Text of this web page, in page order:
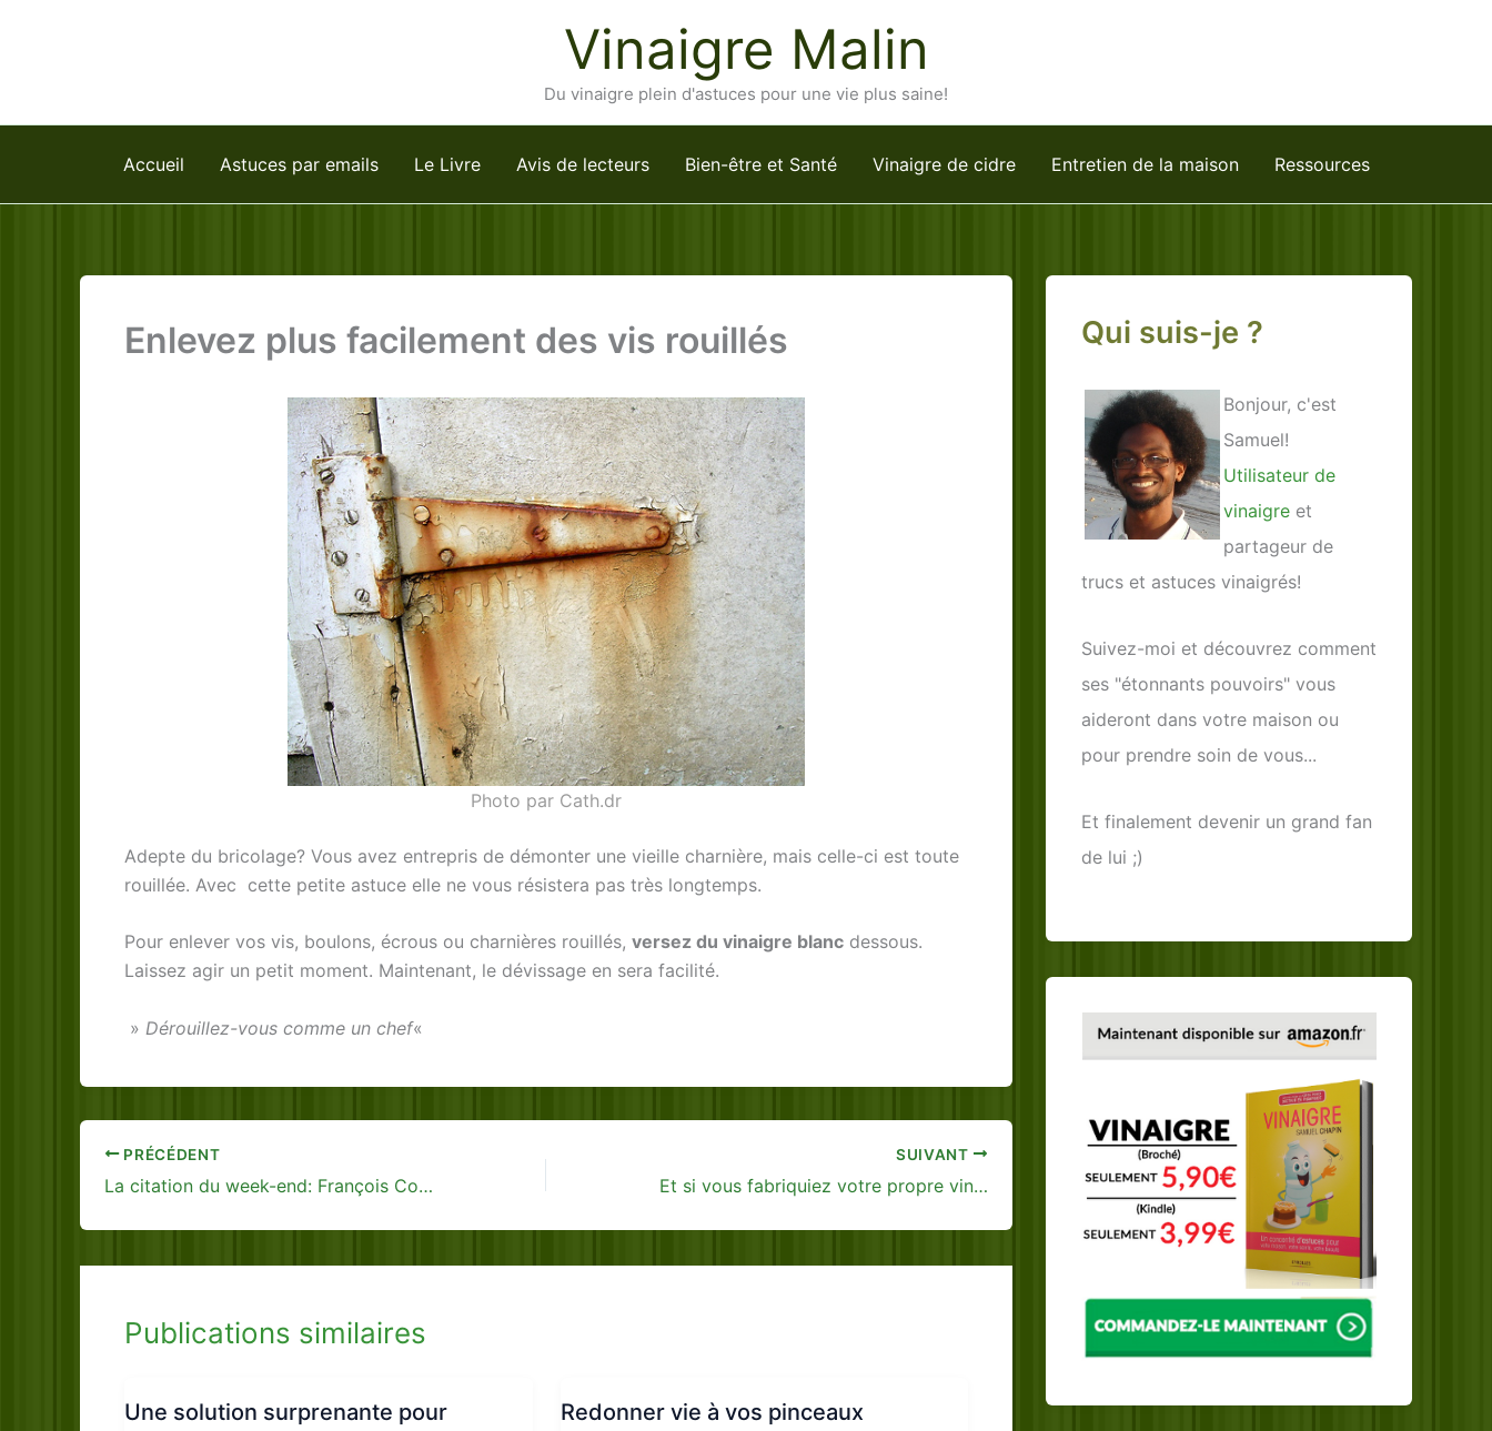
Vinaigre Malin
Du vinaigre plein d'astuces pour une vie plus saine!
Accueil Astuces par emails Le Livre Avis de lecteurs Bien-être et Santé Vinaigre de cidre Entretien de la maison Ressources
Enlevez plus facilement des vis rouillés
Photo par Cath.dr
Adepte du bricolage? Vous avez entrepris de démonter une vieille charnière, mais celle-ci est toute
rouillée. Avec cette petite astuce elle ne vous résistera pas très longtemps.
Pour enlever vos vis, boulons, écrous ou charnières rouillés, versez du vinaigre blanc dessous.
Laissez agir un petit moment. Maintenant, le dévissage en sera facilité.
» Dérouillez-vous comme un chef«
PRÉCÉDENT
La citation du week-end: François Coppée
SUIVANT
Et si vous fabriquiez votre propre vinaigre?
Publications similaires
Une solution surprenante pour
Redonner vie à vos pinceaux
Qui suis-je ?
Bonjour, c'est
Samuel!
Utilisateur de
vinaigre et
partageur de
trucs et astuces vinaigrés!
Suivez-moi et découvrez comment
ses "étonnants pouvoirs" vous
aideront dans votre maison ou
pour prendre soin de vous...
Et finalement devenir un grand fan
de lui ;)